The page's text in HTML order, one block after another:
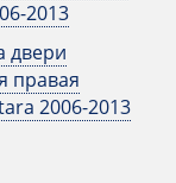
2013
двери
правая
2006-2013